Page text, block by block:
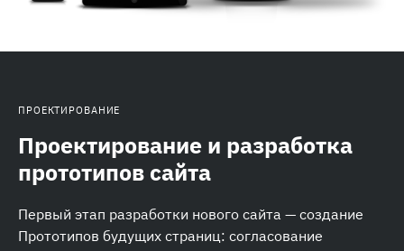
ПРОЕКТИРОВАНИЕ
Проектирование и разработка
прототипов сайта
Первый этап разработки нового сайта — создание
Прототипов будущих страниц: согласование